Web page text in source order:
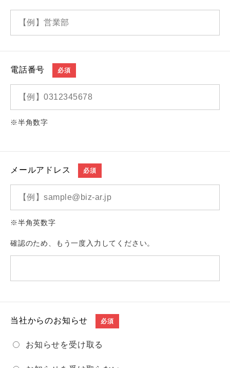
電話番号 必須
※半角数字
メールアドレス 必須
※半角英数字
確認のため、もう一度入力してください。
当社からのお知らせ 必須
お知らせを受け取る